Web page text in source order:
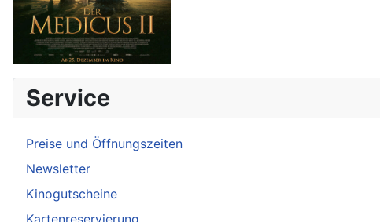
Service
Preise und Öffnungszeiten
Newsletter
Kinogutscheine
Kartenreservierung